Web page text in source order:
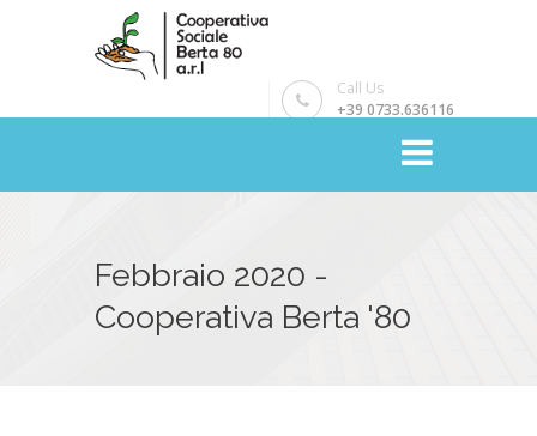
Call Us
+39 0733.636116
Febbraio 2020 -
Cooperativa Berta '80